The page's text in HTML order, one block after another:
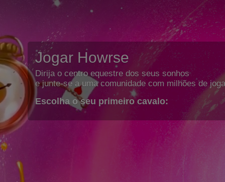
Jogar Howrse
Dirija o centro equestre dos seus sonhos
e junte-se a uma comunidade com milhões de
Escolha o seu primeiro cavalo: